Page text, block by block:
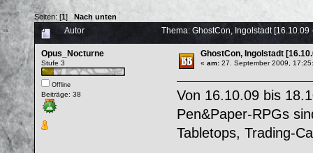
Seiten: [1] Nach unten
Autor
Thema: GhostCon, Ingolstadt
Opus_Nocturne
Stufe 3
Offline
Beiträge: 38
GhostCon, Ingolstadt
«am: 27. September 2009,
Von 16.10.09 bis
Pen&Paper-RPGs
Tabletops, Trading-